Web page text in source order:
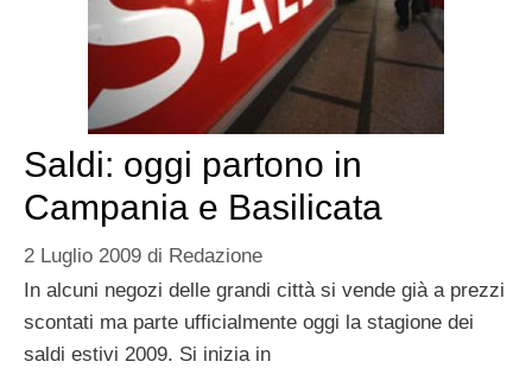
Saldi: oggi partono in
Campania e Basilicata
2 Luglio 2009 di Redazione
In alcuni negozi delle grandi città si vende già a prezzi
scontati ma parte ufficialmente oggi la stagione dei
saldi estivi 2009. Si inizia in